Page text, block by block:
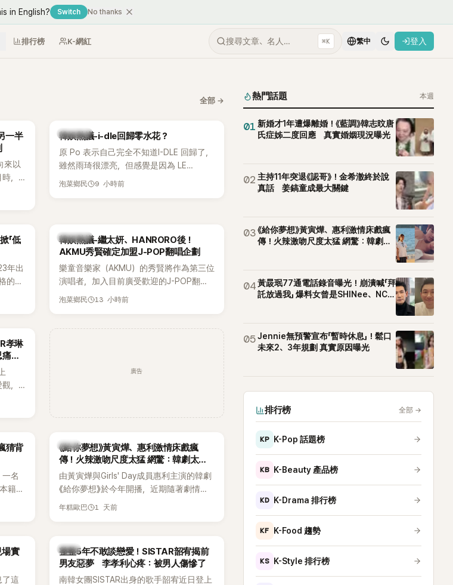
in English? Switch No thanks
排行榜 K-網紅 搜尋文章、名人… ⌘K 繁中 登入
全部 →
一半
來以
，
「連
熱議討論
韓娛熱議-i-dle回歸零水花？
原 Po 表示自己完全不知道I-DLE 回歸了，
雖然雨琦很漂亮，但感覺是因為 LE
SSERAFIM 和 aespa 佔據了市場。
泡菜鄉民 9 小時前
「低
年出
的女
自
累積
具辨
熱議討論
韓娛熱議-繼太妍、HANRORO後！
AKMU秀賢確定加盟J-POP翻唱企劃
樂童音樂家（AKMU）的秀賢將作為第三位
演唱者，加入目前廣受歡迎的J-POP翻唱
企劃。繼太妍和Hanroro之後，秀賢已獲
泡菜鄉民 13 小時前
孝琳
放
，
廣告
猜背
名
籍女
終
韓劇
《給你夢想》黃寅燁、惠利激情床戲瘋
傳！火辣激吻尺度太猛 網驚：韓劇太敢
拍
由黃寅燁與Girls' Day成員惠利主演的韓劇
《給你夢想》於今年開播，近期隨著劇情進
入高潮，男女主角的感情線快速升溫。最
年糕歐巴 1 天前
實
了這
韓星
整整5年不敢談戀愛！SISTAR韶宥揭前
男友惡夢 李孝利心疼：被男人傷慘了
南韓女團SISTAR出身的歌手韶宥近日登上
熱門話題 本週
01 新婚才1年遭爆離婚！《藍調》韓志旼唐
氏症姊二度回應 真實婚姻現況曝光
02 主持11年突退《認哥》！金希澈終於說
真話 姜鎬童成最大關鍵
03《給你夢想》黃寅燁、惠利激情床戲瘋
傳！火辣激吻尺度太猛 網驚：韓劇太
04黃晸珉77通電話錄音曝光！崩潰喊「拜
託放過我」 爆料女曾是SHINee、NCT
05Jennie無預警宣布「暫時休息」！鬆口
未來2、3年規劃 真實原因曝光
排行榜 全部 →
KP K-Pop 話題榜
KB K-Beauty 產品榜
KD K-Drama 排行榜
KF K-Food 趨勢
KS K-Style 排行榜